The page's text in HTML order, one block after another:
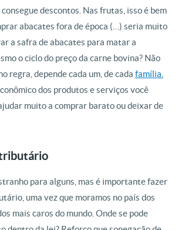
descontos. Nas frutas, isso é bem
abacates fora de época (…) seria muito
a safra de abacates para matar a
o ciclo do preço da carne bovina? Não
regra, depende cada um, de cada família.
dos produtos e serviços você
muito a comprar barato ou deixar de
para alguns, mas é importante fazer
uma vez que moramos no país dos
mais caros do mundo. Onde se pode